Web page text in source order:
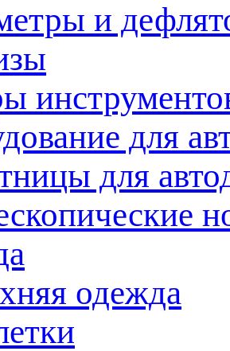
и
для
для
одежда